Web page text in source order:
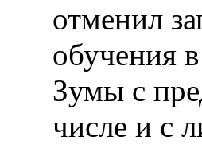
отменил
обучения
Зумы с
числе и с